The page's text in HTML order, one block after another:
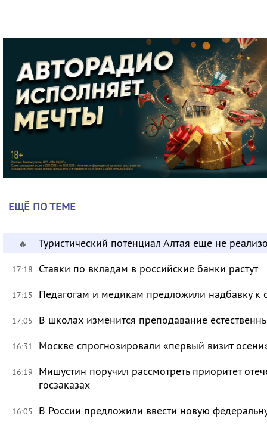
ЕЩЁ ПО ТЕМЕ
🔥 Туристический потенциал Алтая еще не
17:18 Ставки по вкладам в российские банки растут
17:15 Педагогам и медикам предложили надбавку к
17:05 В школах изменится преподавание
16:31 Москве спрогнозировали «первый визит
16:19
Мишустин поручил рассмотреть приоритет
госзаказах
16:05 В России предложили ввести новую